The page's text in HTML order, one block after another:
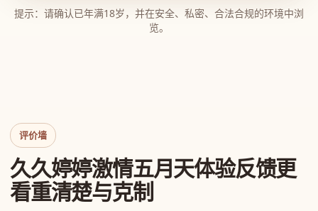
提示：请确认已年满18岁，并在安全、私密、合法合规的环境中浏
览。
评价墙
久久婷婷激情五月天体验反馈更
看重清楚与克制